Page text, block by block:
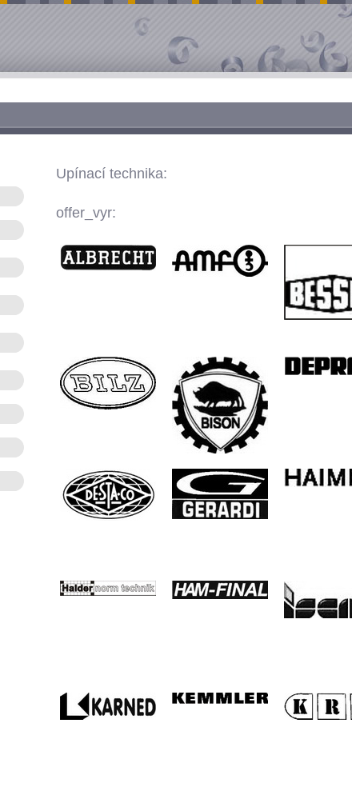
Upínací technika:
offer_vyr: